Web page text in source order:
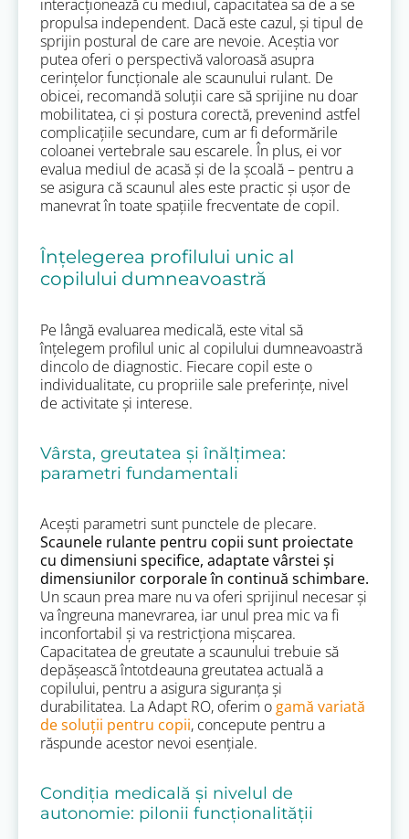
interacționează cu mediul, capacitatea sa de a se
propulsa independent. Dacă este cazul, și tipul de
sprijin postural de care are nevoie. Aceștia vor
putea oferi o perspectivă valoroasă asupra
cerințelor funcționale ale scaunului rulant. De
obicei, recomandă soluții care să sprijine nu doar
mobilitatea, ci și postura corectă, prevenind astfel
complicațiile secundare, cum ar fi deformările
coloanei vertebrale sau escarele. În plus, ei vor
evalua mediul de acasă și de la școală – pentru a
se asigura că scaunul ales este practic și ușor de
manevrat în toate spațiile frecventate de copil.
Înțelegerea profilului unic al
copilului dumneavoastră
Pe lângă evaluarea medicală, este vital să
înțelegem profilul unic al copilului dumneavoastră
dincolo de diagnostic. Fiecare copil este o
individualitate, cu propriile sale preferințe, nivel
de activitate și interese.
Vârsta, greutatea și înălțimea:
parametri fundamentali
Acești parametri sunt punctele de plecare.
Scaunele rulante pentru copii sunt proiectate
cu dimensiuni specifice, adaptate vârstei și
dimensiunilor corporale în continuă schimbare.
Un scaun prea mare nu va oferi sprijinul necesar și
va îngreuna manevrarea, iar unul prea mic va fi
inconfortabil și va restricționa mișcarea.
Capacitatea de greutate a scaunului trebuie să
depășească întotdeauna greutatea actuală a
copilului, pentru a asigura siguranța și
durabilitatea. La Adapt RO, oferim o gamă variată
de soluții pentru copii, concepute pentru a
răspunde acestor nevoi esențiale.
Condiția medicală și nivelul de
autonomie: pilonii funcționalității